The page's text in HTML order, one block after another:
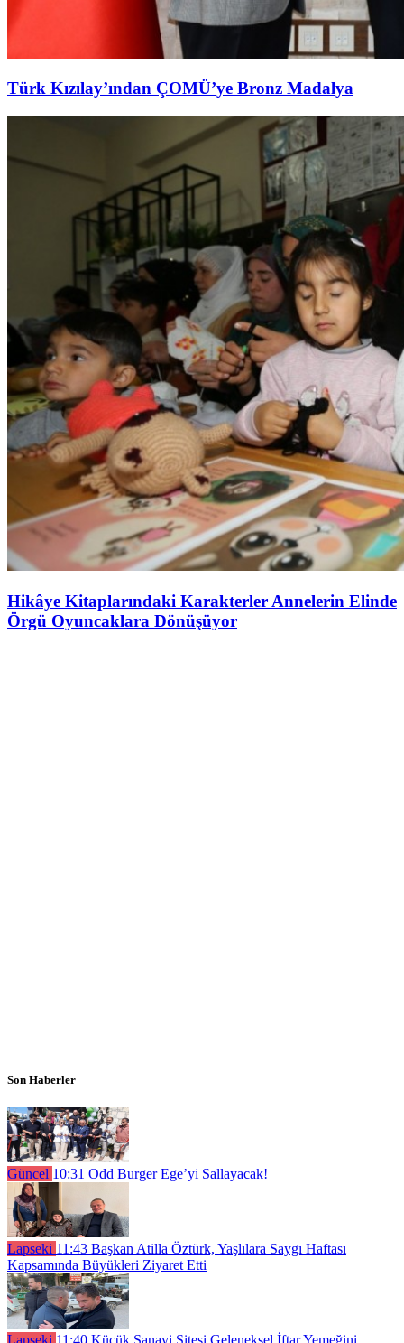
Türk Kızılay’ından ÇOMÜ’ye Bronz Madalya
Hikâye Kitaplarındaki Karakterler Annelerin Elinde
Örgü Oyuncaklara Dönüşüyor
Son Haberler
Güncel 10:31 Odd Burger Ege’yi Sallayacak!
Lapseki 11:43 Başkan Atilla Öztürk, Yaşlılara Saygı Haftası
Kapsamında Büyükleri Ziyaret Etti
Lapseki 11:40 Küçük Sanayi Sitesi Geleneksel İftar Yemeğini